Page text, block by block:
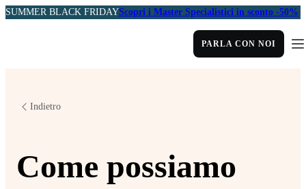
SUMMER BLACK FRIDAYScopri i Master Specialistici in sconto -50%
PARLA CON NOI
Indietro
Come possiamo